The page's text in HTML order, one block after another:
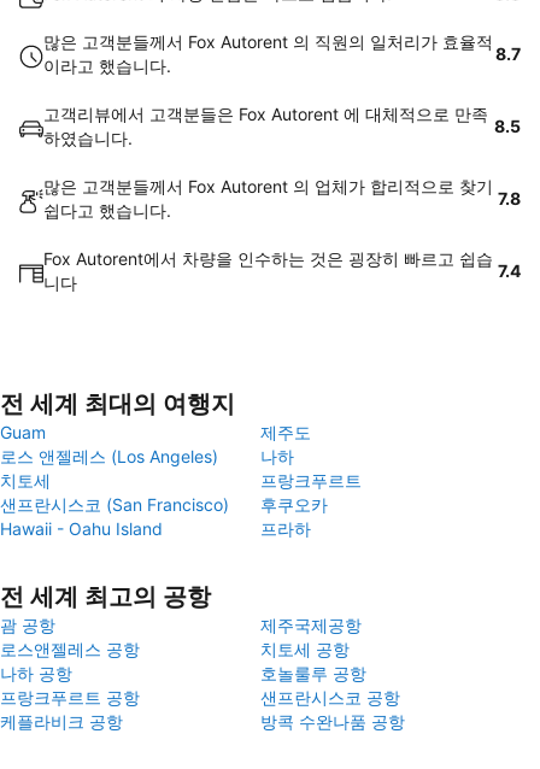
많은 고객분들께서 Fox Autorent 의 직원의 일처리가 효율적
이라고 했습니다.
8.7
고객리뷰에서 고객분들은 Fox Autorent 에 대체적으로 만족
하였습니다.
8.5
많은 고객분들께서 Fox Autorent 의 업체가 합리적으로 찾기
쉽다고 했습니다.
7.8
Fox Autorent에서 차량을 인수하는 것은 굉장히 빠르고 쉽습
니다
7.4
전 세계 최대의 여행지
Guam
제주도
로스 앤젤레스 (Los Angeles)
나하
치토세
프랑크푸르트
샌프란시스코 (San Francisco)
후쿠오카
Hawaii - Oahu Island
프라하
전 세계 최고의 공항
괌 공항
제주국제공항
로스앤젤레스 공항
치토세 공항
나하 공항
호놀룰루 공항
프랑크푸르트 공항
샌프란시스코 공항
케플라비크 공항
방콕 수완나품 공항